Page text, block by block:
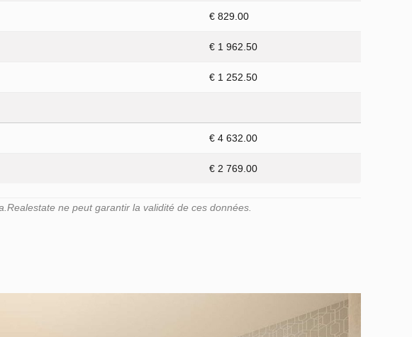
€ 829.00
€ 1 962.50
€ 1 252.50
€ 4 632.00
€ 2 769.00
ne peut garantir la validité de ces données.